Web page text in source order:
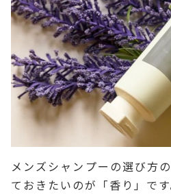
メンズシャンプーの選び方
ておきたいのが「香り」です